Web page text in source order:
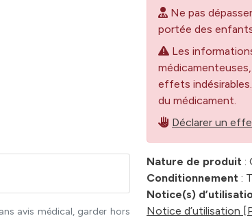
Ne pas
portée des
Les
effets
du médicament.
Déclarer un
avis médical, garder hors
Nature de produit :
Conditionnement :
Notice(s)
Notice d’utilisation